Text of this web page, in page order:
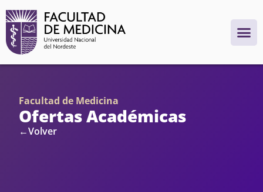
Facultad de Medicina
Ofertas Académicas
←Volver